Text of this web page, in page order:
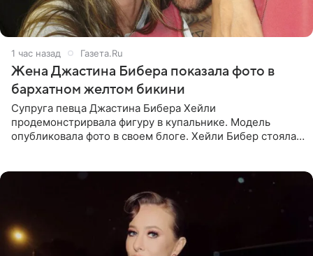
1 час назад Газета.Ru
Жена Джастина Бибера показала фото в
бархатном желтом бикини
Супруга певца Джастина Бибера Хейли
продемонстрирвала фигуру в купальнике. Модель
опубликовала фото в своем блоге. Хейли Бибер стояла